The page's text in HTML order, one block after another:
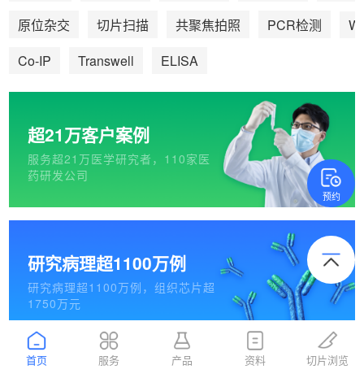
预约
原位杂交
切片扫描 共聚焦拍照 PCR检测
Co-IP
Transwell ELISA
超21万客户案例
服务超21万医学研究者，110家医
药研发公司
研究病理超1100万例
研究病理超1100万例，组织芯片超
1750万元
首页 服务 产品 资料 切片浏览